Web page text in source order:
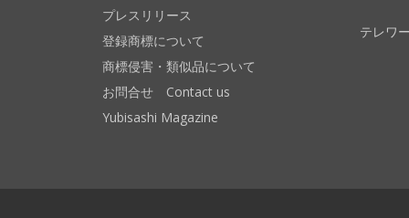
プレスリリース
登録商標について
商標侵害・類似品について
お問合せ Contact us
Yubisashi Magazine
テレワ